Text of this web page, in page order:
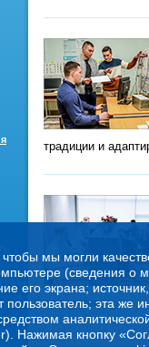
традиции и
продуктов.›››
чтобы мы могли
(сведения о
его экрана;
пользователь; эта же
Нажимая кнопку